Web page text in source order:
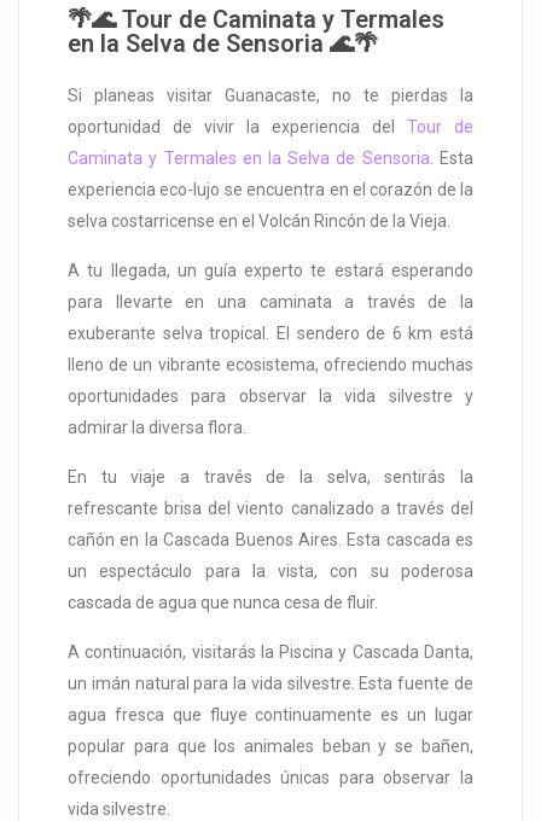
🌴🌊 Tour de Caminata y Termales
en la Selva de Sensoria 🌊🌴
Si planeas visitar Guanacaste, no te pierdas la
oportunidad de vivir la experiencia del Tour de
Caminata y Termales en la Selva de Sensoria . Esta
experiencia eco-lujo se encuentra en el corazón de la
selva costarricense en el Volcán Rincón de la Vieja.
A tu llegada, un guía experto te estará esperando
para llevarte en una caminata a través de la
exuberante selva tropical. El sendero de 6 km está
lleno de un vibrante ecosistema, ofreciendo muchas
oportunidades para observar la vida silvestre y
admirar la diversa flora.
En tu viaje a través de la selva, sentirás la
refrescante brisa del viento canalizado a través del
cañón en la Cascada Buenos Aires. Esta cascada es
un espectáculo para la vista, con su poderosa
cascada de agua que nunca cesa de fluir.
A continuación, visitarás la Piscina y Cascada Danta,
un imán natural para la vida silvestre. Esta fuente de
agua fresca que fluye continuamente es un lugar
popular para que los animales beban y se bañen,
ofreciendo oportunidades únicas para observar la
vida silvestre.